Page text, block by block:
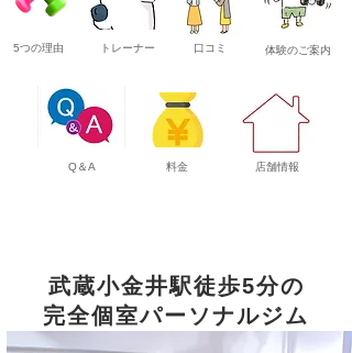
5つの理由 ​トレーナー 口コミ 体験のご案内
​Q＆A ​料金 ​店舗情報
武蔵小金井駅徒歩5分の
完全個室パーソナルジム